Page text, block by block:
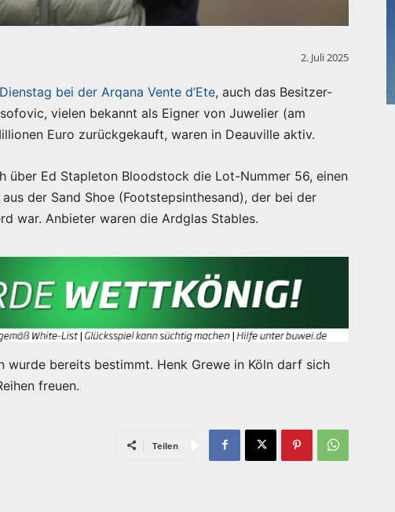
2. Juli 2025
bei der Arqana Vente d’Ete, auch das Besitzer-
vielen bekannt als Eigner von Juwelier (am
Euro zurückgekauft, waren in Deauville aktiv.
über Ed Stapleton Bloodstock die Lot-Nummer 56, einen
der Sand Shoe (Footstepsinthesand), der bei der
war. Anbieter waren die Ardglas Stables.
wurde bereits bestimmt. Henk Grewe in Köln darf sich
freuen.
Teilen